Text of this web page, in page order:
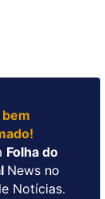
bem
Folha do
News no
Notícias.